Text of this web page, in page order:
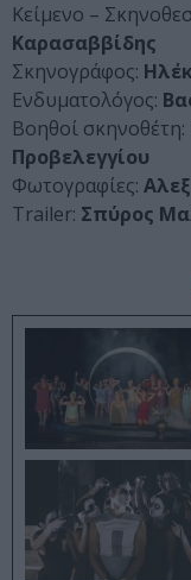
Κείμενο –
Καρασαββίδης
Σκηνογράφος:
Ενδυματολόγος:
Βοηθοί σκηνοθέτη:
Προβελεγγίου
Φωτογραφίες:
Trailer: Σπύρος